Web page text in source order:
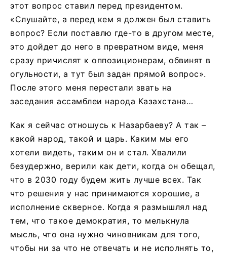
этот вопрос ставил перед президентом.
«Слушайте, а перед кем я должен был ставить
вопрос? Если поставлю где-то в другом месте,
это дойдет до него в превратном виде, меня
сразу причислят к оппозиционерам, обвинят в
огульности, а тут был задан прямой вопрос».
После этого меня перестали звать на
заседания ассамблеи народа Казахстана…
Как я сейчас отношусь к Назарбаеву? А так –
какой народ, такой и царь. Каким мы его
хотели видеть, таким он и стал. Хвалили
безудержно, верили как дети, когда он обещал,
что в 2030 году будем жить лучше всех. Так
что решения у нас принимаются хорошие, а
исполнение скверное. Когда я размышлял над
тем, что такое демократия, то мелькнула
мысль, что она нужно чиновникам для того,
чтобы ни за что не отвечать и не исполнять то,